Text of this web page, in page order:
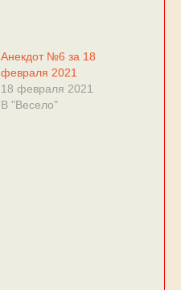
Анекдот №6 за 18
февраля 2021
18 февраля 2021
В "Весело"